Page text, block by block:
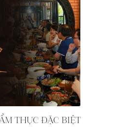
THỰC ĐẶC BIỆT